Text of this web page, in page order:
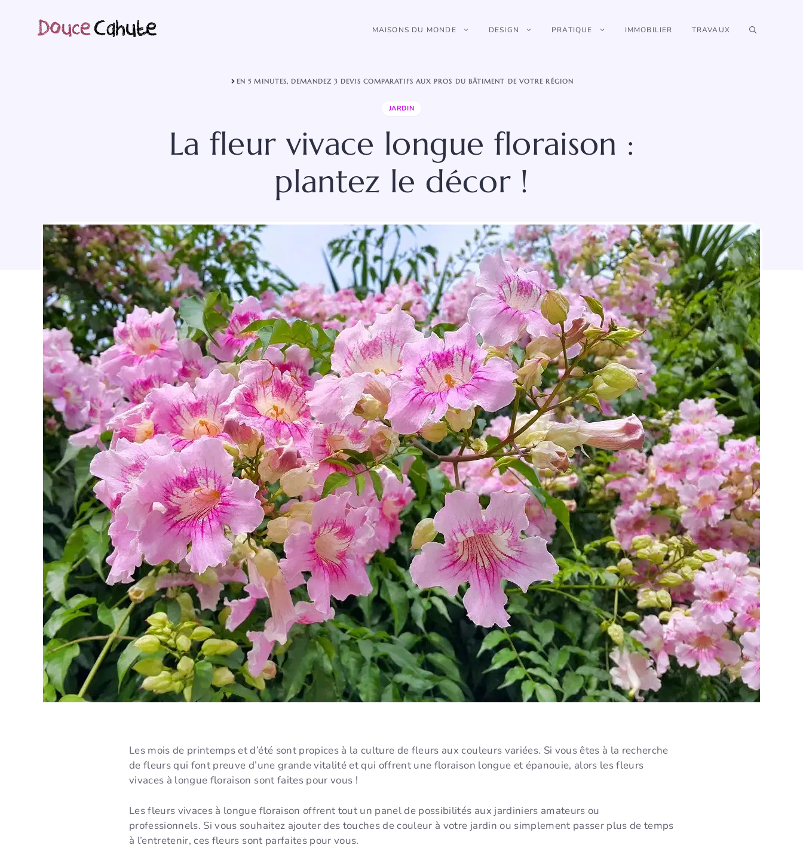
contenu
MAISONS DU MONDE DESIGN PRATIQUE IMMOBILIER TRAVAUX
EN 5 MINUTES, DEMANDEZ 3 DEVIS COMPARATIFS AUX PROS DU BÂTIMENT DE VOTRE RÉGION
JARDIN
La fleur vivace longue floraison :
plantez le décor !
Les mois de printemps et d’été sont propices à la culture de fleurs aux couleurs variées. Si vous êtes à la recherche
de fleurs qui font preuve d’une grande vitalité et qui offrent une floraison longue et épanouie, alors les fleurs
vivaces à longue floraison sont faites pour vous !
Les fleurs vivaces à longue floraison offrent tout un panel de possibilités aux jardiniers amateurs ou
professionnels. Si vous souhaitez ajouter des touches de couleur à votre jardin ou simplement passer plus de temps
à l’entretenir, ces fleurs sont parfaites pour vous.